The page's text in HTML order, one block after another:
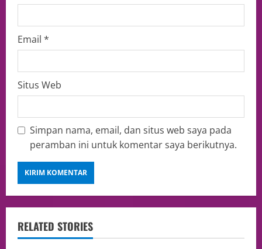
Email *
Situs Web
Simpan nama, email, dan situs web saya pada
peramban ini untuk komentar saya berikutnya.
RELATED STORIES